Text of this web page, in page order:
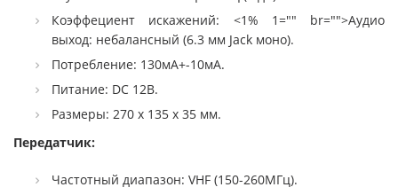
Коэффециент искажений: <1% 1="" br="">Аудио
выход: небалансный (6.3 мм Jack моно).
Потребление: 130мА+-10мА.
Питание: DC 12В.
Размеры: 270 х 135 х 35 мм.
Передатчик:
Частотный диапазон: VHF (150-260МГц).